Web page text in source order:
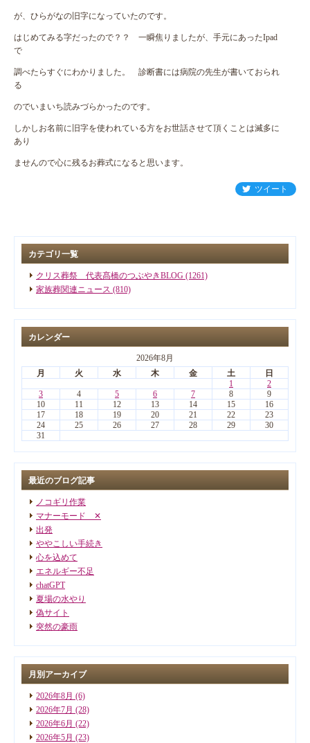
が、ひらがなの旧字になっていたのです。
はじめてみる字だったので？？ 一瞬焦りましたが、手元にあったIpad
で
調べたらすぐにわかりました。 診断書には病院の先生が書いておられ
る
のでいまいち読みづらかったのです。
しかしお名前に旧字を使われている方をお世話させて頂くことは滅多に
あり
ませんので心に残るお葬式になると思います。
ツイート
カテゴリ一覧
クリス葬祭 代表髙橋のつぶやきBLOG (1261)
家族葬関連ニュース (810)
カレンダー
2026年8月
月
火 水 木 金 土
日
1
2
3
4 5 6 7 8
9
10
11 12 13 14 15
16
17
18 19 20 21 22
23
24
25 26 27 28 29
30
31
最近のブログ記事
ノコギリ作業
マナーモード ✕
出発
ややこしい手続き
心を込めて
エネルギー不足
chatGPT
夏場の水やり
偽サイト
突然の豪雨
月別アーカイブ
2026年8月 (6)
2026年7月 (28)
2026年6月 (22)
2026年5月 (23)